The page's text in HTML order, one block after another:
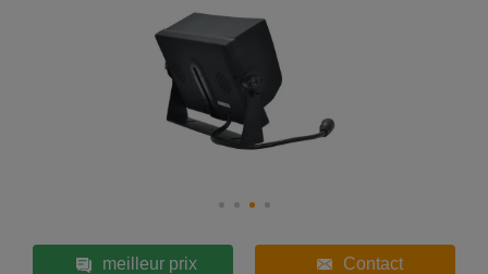
meilleur prix Contact